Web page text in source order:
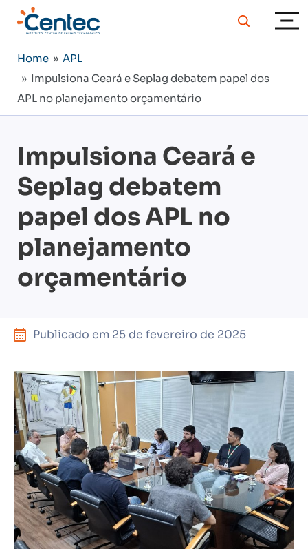
Home » APL
» Impulsiona Ceará e Seplag debatem papel dos
APL no planejamento orçamentário
Impulsiona Ceará e
Seplag debatem
papel dos APL no
planejamento
orçamentário
Publicado em 25 de fevereiro de 2025